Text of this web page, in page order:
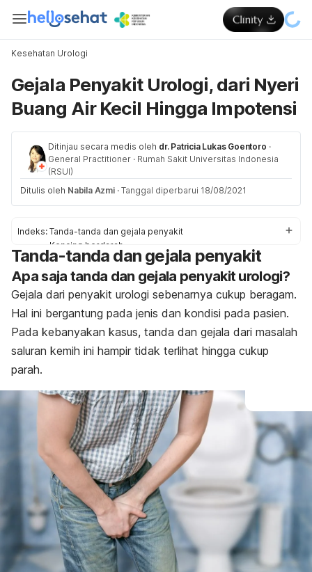
Kesehatan Urologi
Gejala Penyakit Urologi, dari Nyeri
Buang Air Kecil Hingga Impotensi
Ditinjau secara medis oleh dr. Patricia Lukas Goentoro ·
General Practitioner · Rumah Sakit Universitas Indonesia
(RSUI)
Ditulis oleh Nabila Azmi · Tanggal diperbarui 18/08/2021
Indeks: Tanda-tanda dan gejala penyakit
Kencing berdarah
Sakit saat buang air kecil
Kencing terasa panas
Perubahan bau dan warna urine
Kencing berbusa
Sulit menahan kencing
Disfungsi ereksi dan masalah seksual pria
Tanda-tanda dan gejala penyakit
Apa saja tanda dan gejala penyakit urologi?
Gejala dari penyakit urologi sebenarnya cukup beragam.
Hal ini bergantung pada jenis dan kondisi pada pasien.
Pada kebanyakan kasus, tanda dan gejala dari masalah
saluran kemih ini hampir tidak terlihat hingga cukup
parah.